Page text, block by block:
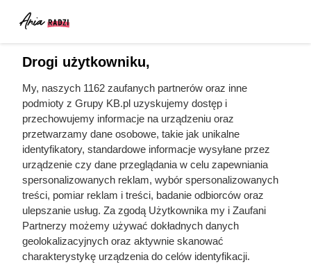
Doprowadził do śmierci większej
liczby ludzi niż Hitler i Stalin
razem wzięci. Mimo to czczą go
jako bohatera
Drogi użytkowniku,
My, naszych 1162 zaufanych partnerów oraz inne
podmioty z Grupy KB.pl uzyskujemy dostęp i
przechowujemy informacje na urządzeniu oraz
przetwarzamy dane osobowe, takie jak unikalne
identyfikatory, standardowe informacje wysyłane przez
urządzenie czy dane przeglądania w celu zapewniania
spersonalizowanych reklam, wybór spersonalizowanych
treści, pomiar reklam i treści, badanie odbiorców oraz
ulepszanie usług. Za zgodą Użytkownika my i Zaufani
Partnerzy możemy używać dokładnych danych
geolokalizacyjnych oraz aktywnie skanować
charakterystykę urządzenia do celów identyfikacji.